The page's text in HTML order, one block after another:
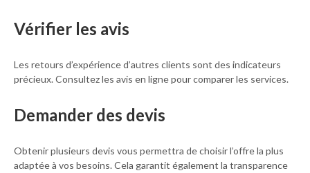
Vérifier les avis
Les retours d’expérience d’autres clients sont des indicateurs
précieux. Consultez les avis en ligne pour comparer les services.
Demander des devis
Obtenir plusieurs devis vous permettra de choisir l’offre la plus
adaptée à vos besoins. Cela garantit également la transparence